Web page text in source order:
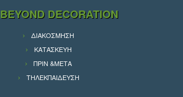
BEYOND DECORATION
ΔΙΑΚΟΣΜΗΣΗ
ΚΑΤΑΣΚΕΥΗ
ΠΡΙΝ &ΜΕΤΑ
ΤΗΛΕΚΠΑΙΔΕΥΣΗ